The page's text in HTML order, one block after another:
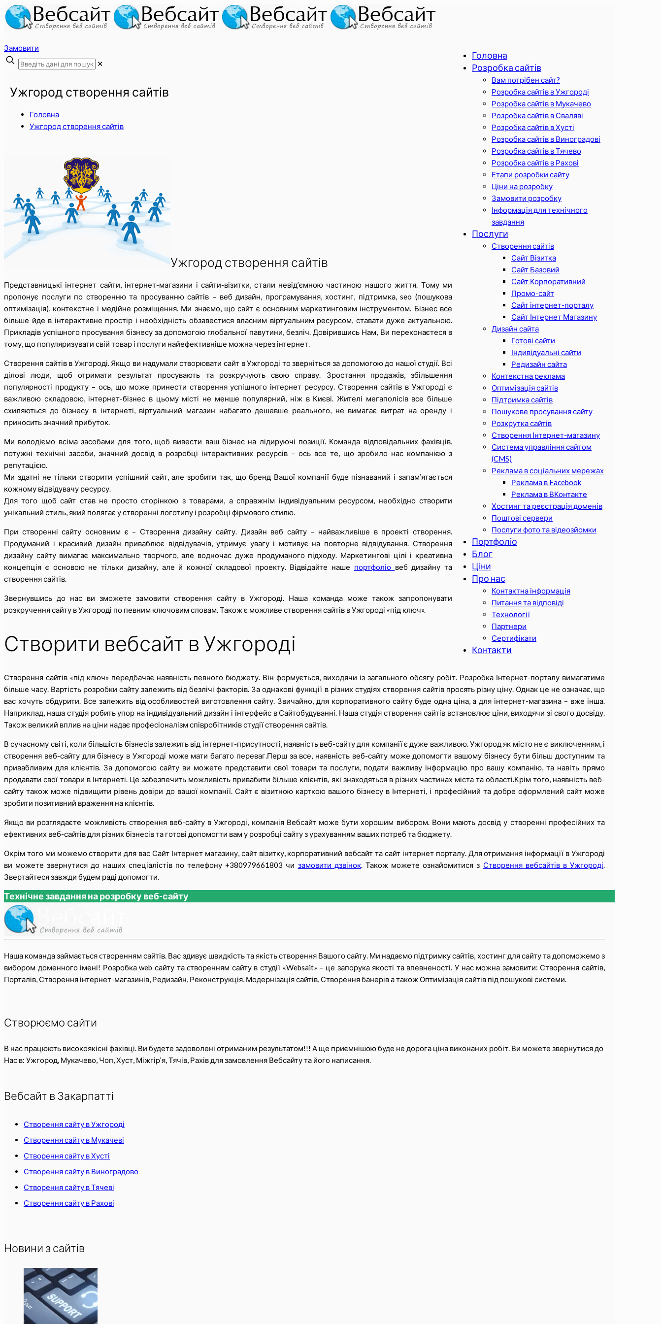
Головна
Розробка сайтів
Вам потрібен сайт?
Розробка сайтів в Ужгороді
Розробка сайтів в Мукачево
Розробка сайтів в Сваляві
Розробка сайтів в Хусті
Розробка сайтів в Виноградові
Розробка сайтів в Тячево
Розробка сайтів в Рахові
Етапи розробки сайту
Ціни на розробку
Замовити розробку
Інформація для технічного
завдання
Послуги
Створення сайтів
Сайт Візитка
Сайт Базовий
Сайт Корпоративний
Промо-сайт
Сайт інтернет-порталу
Сайт Інтернет Магазину
Дизайн сайта
Готові сайти
Індивідуальні сайти
Редизайн сайта
Контекстна реклама
Оптимізація сайтів
Підтримка сайтів
Пошукове просування сайту
Розкрутка сайтів
Створення Інтернет-магазину
Система управління сайтом
(CMS)
Реклама в соціальних мережах
Реклама в Facebook
Реклама в ВКонтакте
Хостинг та реєстрація доменів
Поштові сервери
Послуги фото та відеозйомки
Портфоліо
Блог
Ціни
Про нас
Контактна інформація
Питання та відповіді
Технології
Партнери
Сертифікати
Контакти
Замовити
✕
Ужгород створення сайтів
Головна
Ужгород створення сайтів
Ужгород створення сайтів
Представницькі інтернет сайти, інтернет-магазини і сайти-візитки, стали невід’ємною частиною нашого життя. Тому ми
пропонує послуги по створенню та просуванню сайтів – веб дизайн, програмування, хостинг, підтримка, seo (пошукова
оптимізація), контекстне і медійне розміщення. Ми знаємо, що сайт є основним маркетинговим інструментом. Бізнес все
більше йде в інтерактивне простір і необхідність обзавестися власним віртуальним ресурсом, ставати дуже актуальною.
Прикладів успішного просування бізнесу за допомогою глобальної павутини, безліч. Довірившись Нам, Ви переконаєтеся в
тому, що популяризувати свій товар і послуги найефективніше можна через інтернет.
Створення сайтів в Ужгороді. Якщо ви надумали створювати сайт в Ужгороді то зверніться за допомогою до нашої студії. Всі
ділові люди, щоб отримати результат просувають та розкручують свою справу. Зростання продажів, збільшення
популярності продукту – ось, що може принести створення успішного інтернет ресурсу. Створення сайтів в Ужгороді є
важливою складовою, інтернет-бізнес в цьому місті не менше популярний, ніж в Києві. Жителі мегаполісів все більше
схиляються до бізнесу в інтернеті, віртуальний магазин набагато дешевше реального, не вимагає витрат на оренду і
приносить значний прибуток.
Ми володіємо всіма засобами для того, щоб вивести ваш бізнес на лідируючі позиції. Команда відповідальних фахівців,
потужні технічні засоби, значний досвід в розробці інтерактивних ресурсів – ось все те, що зробило нас компанією з
репутацією.
Ми здатні не тільки створити успішний сайт, але зробити так, що бренд Вашої компанії буде пізнаваний і запам’ятається
кожному відвідувачу ресурсу.
Для того щоб сайт став не просто сторінкою з товарами, а справжнім індивідуальним ресурсом, необхідно створити
унікальний стиль, який полягає у створенні логотипу і розробці фірмового стилю.
При створенні сайту основним є – Створення дизайну сайту. Дизайн веб сайту – найважливіше в проекті створення.
Продуманий і красивий дизайн приваблює відвідувачів, утримує увагу і мотивує на повторне відвідування. Створення
дизайну сайту вимагає максимально творчого, але водночас дуже продуманого підходу. Маркетингові цілі і креативна
концепція є основою не тільки дизайну, але й кожної складової проекту. Відвідайте наше портфоліо веб дизайну та
створення сайтів.
Звернувшись до нас ви зможете замовити створення сайту в Ужгороді. Наша команда може також запропонувати
розкручення сайту в Ужгороді по певним ключовим словам. Також є можливе створення сайтів в Ужгороді «під ключ».
Створити вебсайт в Ужгороді
Створення сайтів «під ключ» передбачає наявність певного бюджету. Він формується, виходячи із загального обсягу робіт. Розробка Інтернет-порталу вимагатиме
більше часу. Вартість розробки сайту залежить від безлічі факторів. За однакові функції в різних студіях створення сайтів просять різну ціну. Однак це не означає, що
вас хочуть обдурити. Все залежить від особливостей виготовлення сайту. Звичайно, для корпоративного сайту буде одна ціна, а для інтернет-магазина – вже інша.
Наприклад, наша студія робить упор на індивідуальний дизайн і інтерфейс в Сайтобудуванні. Наша студія створення сайтів встановлює ціни, виходячи зі свого досвіду.
Також великий вплив на ціни надає професіоналізм співробітників студії створення сайтів.
В сучасному світі, коли більшість бізнесів залежить від інтернет-присутності, наявність веб-сайту для компанії є дуже важливою. Ужгород як місто не є виключенням, і
створення веб-сайту для бізнесу в Ужгороді може мати багато переваг.Перш за все, наявність веб-сайту може допомогти вашому бізнесу бути більш доступним та
привабливим для клієнтів. За допомогою сайту ви можете представити свої товари та послуги, подати важливу інформацію про вашу компанію, та навіть прямо
продавати свої товари в Інтернеті. Це забезпечить можливість привабити більше клієнтів, які знаходяться в різних частинах міста та області.Крім того, наявність веб-
сайту також може підвищити рівень довіри до вашої компанії. Сайт є візитною карткою вашого бізнесу в Інтернеті, і професійний та добре оформлений сайт може
зробити позитивний враження на клієнтів.
Якщо ви розглядаєте можливість створення веб-сайту в Ужгороді, компанія Вебсайт може бути хорошим вибором. Вони мають досвід у створенні професійних та
ефективних веб-сайтів для різних бізнесів та готові допомогти вам у розробці сайту з урахуванням ваших потреб та бюджету.
Окрім того ми можемо створити для вас Сайт Інтернет магазину, сайт візитку, корпоративний вебсайт та сайт інтернет порталу. Для отримання інформації в Ужгороді
ви можете звернутися до наших спеціалістів по телефону +380979661803 чи замовити дзвінок. Також можете ознайомитися з Створення вебсайтів в Ужгороді.
Звертайтеся завжди будем раді допомогти.
Технічне завдання на розробку веб-сайту
Наша команда займається cтворенням сайтів. Вас здивує швидкість та якість створення Вашого сайту. Ми надаємо підтримку сайтів, хостинг для сайту та допоможемо з
вибором доменного імені! Розробка web сайту та cтворенням сайту в студії «Websait» – це запорука якості та впевненості. У нас можна замовити: Створення сайтів,
Порталів, Створення інтернет-магазинів, Редизайн, Реконструкція, Модернізація сайтів, Створення банерів а також Оптимізація сайтів під пошукові системи.
Створюємо сайти
В нас працюють високоякісні фахівці. Ви будете задоволені отриманим результатом!!! А ще приємнішою буде не дорога ціна виконаних робіт. Ви можете звернутися до
Нас в: Ужгород, Мукачево, Чоп, Хуст, Міжгір’я, Тячів, Рахів для замовлення Вебсайту та його написання.
Вебсайт в Закарпатті
Створення сайту в Ужгороді
Створення сайту в Мукачеві
Створення сайту в Хусті
Створення сайту в Виноградово
Створення сайту в Тячеві
Створення сайту в Рахові
Новини з сайтів